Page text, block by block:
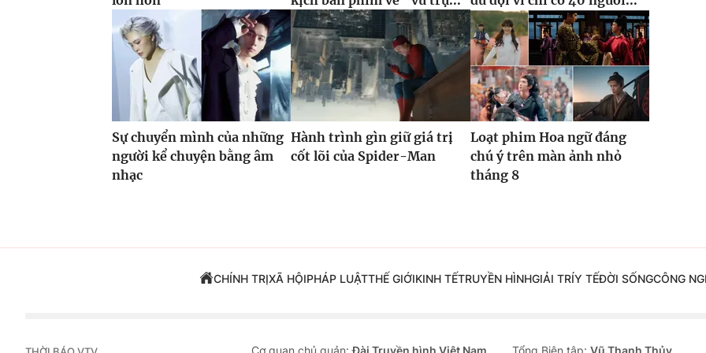
Sự chuyển mình của những
người kể chuyện bằng âm
nhạc
Hành trình gìn giữ giá trị
cốt lõi của Spider-Man
Loạt phim Hoa ngữ đáng
chú ý trên màn ảnh nhỏ
tháng 8
CHÍNH TRỊXÃ HỘIPHÁP LUẬTTHẾ GIỚIKINH TẾTRUYỀN HÌNHGIẢI TRÍY TẾĐỜI SỐNGCÔNG